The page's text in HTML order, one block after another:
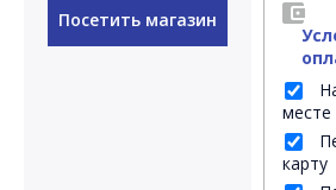
Посетить магазин
месте
карту